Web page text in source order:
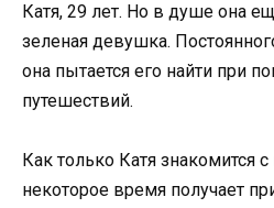
Катя, 29 лет. Но в душе она
зеленая девушка.
она пытается его найти при
путешествий.
Как только Катя знакомится
некоторое время получает